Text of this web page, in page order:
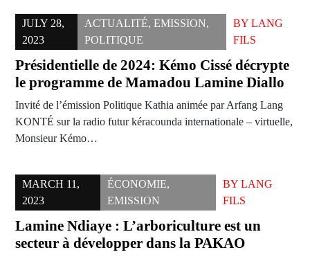
JULY 28,
2023
ACTUALITÉ,EMISSION,
POLITIQUE
BYLANG
FILS
Présidentielle de 2024: Kémo Cissé décrypte
le programme de Mamadou Lamine Diallo
Invité de l’émission Politique Kathia animée par Arfang Lang
KONTÉ sur la radio futur kéracounda internationale – virtuelle,
Monsieur Kémo…
MARCH 11,
2023
ÉCONOMIE,
EMISSION
BY LANG
FILS
Lamine Ndiaye : L’arboriculture est un
secteur à développer dans la PAKAO